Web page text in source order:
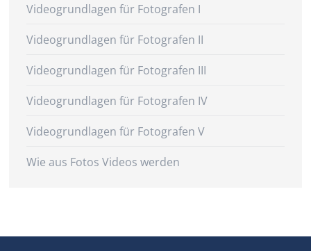
Videogrundlagen für Fotografen I
Videogrundlagen für Fotografen II
Videogrundlagen für Fotografen III
Videogrundlagen für Fotografen IV
Videogrundlagen für Fotografen V
Wie aus Fotos Videos werden